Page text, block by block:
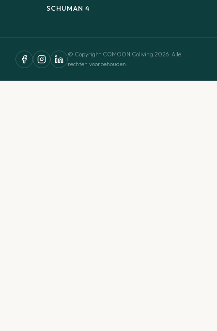
SCHUMAN 4
© Copyright COMOON Coliving 2026. Alle
rechten voorbehouden.